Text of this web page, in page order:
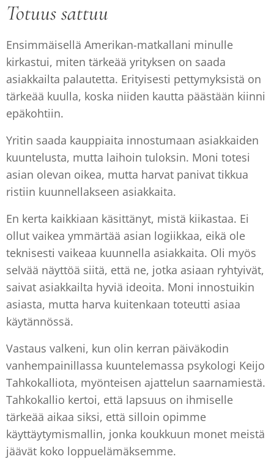
Totuus sattuu
Ensimmäisellä Amerikan-matkallani minulle
kirkastui, miten tärkeää yrityksen on saada
asiakkailta palautetta. Erityisesti pettymyksistä on
tärkeää kuulla, koska niiden kautta päästään kiinni
epäkohtiin.
Yritin saada kauppiaita innostumaan asiakkaiden
kuuntelusta, mutta laihoin tuloksin. Moni totesi
asian olevan oikea, mutta harvat panivat tikkua
ristiin kuunnellakseen asiakkaita.
En kerta kaikkiaan käsittänyt, mistä kiikastaa. Ei
ollut vaikea ymmärtää asian logiikkaa, eikä ole
teknisesti vaikeaa kuunnella asiakkaita. Oli myös
selvää näyttöä siitä, että ne, jotka asiaan ryhtyivät,
saivat asiakkailta hyviä ideoita. Moni innostuikin
asiasta, mutta harva kuitenkaan toteutti asiaa
käytännössä.
Vastaus valkeni, kun olin kerran päiväkodin
vanhempainillassa kuuntelemassa psykologi Keijo
Tahkokalliota, myönteisen ajattelun saarnamiestä.
Tahkokallio kertoi, että lapsuus on ihmiselle
tärkeää aikaa siksi, että silloin opimme
käyttäytymismallin, jonka koukkuun monet meistä
jäävät koko loppuelämäksemme.